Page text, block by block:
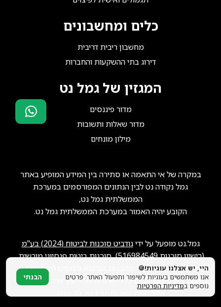
כלים ומחשבונים
מחשבון ריבית דריבית
דירוג בתי ההשקעות והחברות
המגזין של גמל נט
מדור פיננסים
מדור שאלות ותשובות
מילון מונחים
במקרה של אי התאמה או סתירה בין המידע המופיע באתר
גמל נקודה נט לבין הנתונים המפורסמים במערכת
הממשלתית גמל נט,
הקובע יהיה האמור במערכת הממשלתית גמל נט.
גמל.נט מופעל על ידיגודביט סוכנות לביטוח (2024) בע"מ
(רישיון סוכנות516984549), סוכנות ביטוח פנסיוני מורשית.
ייתכן שנקבל תגמול מחברות הביטוח והגופים המוסדיים.
האמור באתר הוא מידע כללי ואינו מהווה ייעוץ או שיווק פנסיוני
אישי המתחשב בנתוניו של כל אדם.
היי, יש אצלנו עוגיות!🍪
אנו משתמשים בעוגיות לשיפור ותפעול האתר. פרטים
נוספים במדיניות הפרטיות.
הבנתי